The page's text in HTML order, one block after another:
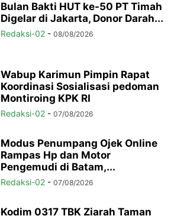
Bulan Bakti HUT ke-50 PT Timah
Digelar di Jakarta, Donor Darah...
Redaksi-02 - 08/08/2026
Wabup Karimun Pimpin Rapat
Koordinasi Sosialisasi pedoman
Montiroing KPK RI
Redaksi-02 - 07/08/2026
Modus Penumpang Ojek Online
Rampas Hp dan Motor
Pengemudi di Batam,...
Redaksi-02 - 07/08/2026
Kodim 0317 TBK Ziarah Taman